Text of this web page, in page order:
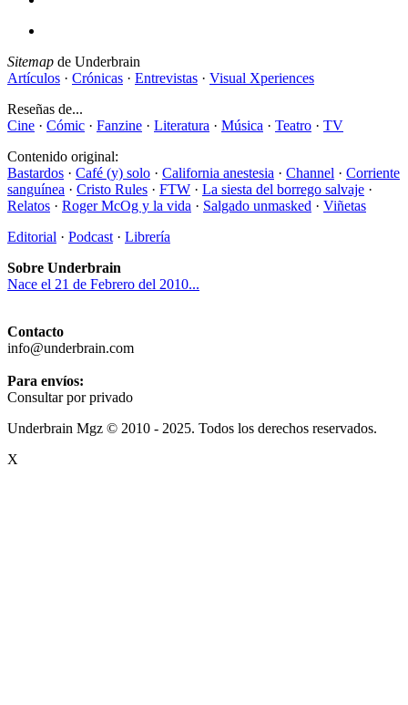
Sitemap de Underbrain
Artículos · Crónicas · Entrevistas · Visual Xperiences
Reseñas de...
Cine · Cómic · Fanzine · Literatura · Música · Teatro · TV
Contenido original:
Bastardos · Café (y) solo · California anestesia · Channel · Corriente
sanguínea · Cristo Rules · FTW · La siesta del borrego salvaje ·
Relatos · Roger McOg y la vida · Salgado unmasked · Viñetas
Editorial · Podcast · Librería
Sobre Underbrain
Nace el 21 de Febrero del 2010...
Contacto
info@underbrain.com
Para envíos:
Consultar por privado
Underbrain Mgz © 2010 - 2025. Todos los derechos reservados.
X